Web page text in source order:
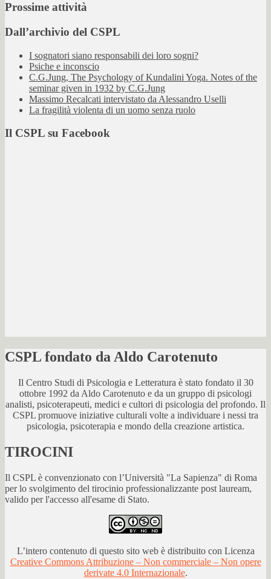
Prossime attività
Dall’archivio del CSPL
I sognatori siano responsabili dei loro sogni?
Psiche e inconscio
C.G.Jung, The Psychology of Kundalini Yoga. Notes of the
seminar given in 1932 by C.G.Jung
Massimo Recalcati intervistato da Alessandro Uselli
La fragilità violenta di un uomo senza ruolo
Il CSPL su Facebook
CSPL fondato da Aldo Carotenuto
Il Centro Studi di Psicologia e Letteratura è stato fondato il 30
ottobre 1992 da Aldo Carotenuto e da un gruppo di psicologi
analisti, psicoterapeuti, medici e cultori di psicologia del profondo. Il
CSPL promuove iniziative culturali volte a individuare i nessi tra
psicologia, psicoterapia e mondo della creazione artistica.
TIROCINI
Il CSPL è convenzionato con l’Università "La Sapienza" di Roma
per lo svolgimento del tirocinio professionalizzante post lauream,
valido per l'accesso all'esame di Stato.
L’intero contenuto di questo sito web è distribuito con Licenza
Creative Commons Attribuzione – Non commerciale – Non opere
derivate 4.0 Internazionale.